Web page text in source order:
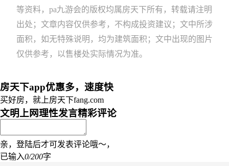
等资料，pa九游会的版权均属房天下所有，转载请注明
出处；文章内容仅供参考，不构成投资建议；文中所涉
面积，如无特殊说明，均为建筑面积；文中出现的图片
仅供参考，以售楼处实际情况为准。
房天下app优惠多，速度快
买好房，就上房天下fang.com
文明上网理性发言精彩评论
亲，登陆后才可发表评论哦～，
已输入0/200字